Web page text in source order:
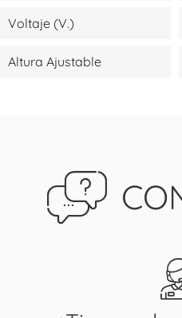
Voltaje (V.)
Altura Ajustable